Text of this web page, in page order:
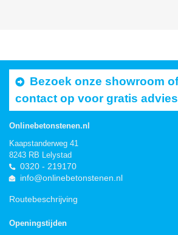
Bezoek onze showroom
contact op voor gratis advies
Onlinebetonstenen.nl
Kaapstanderweg 41
8243 RB Lelystad
0320 - 219170
info@onlinebetonstenen.nl
Routebeschrijving
Openingstijden